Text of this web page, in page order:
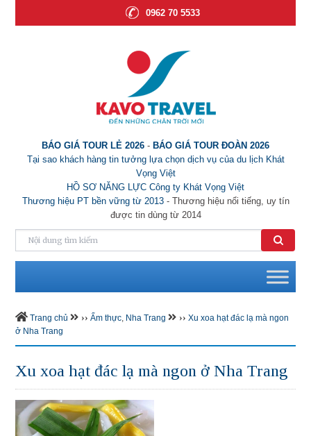
0962 70 5533
BÁO GIÁ TOUR LẺ 2026 - BÁO GIÁ TOUR ĐOÀN 2026
Tại sao khách hàng tin tưởng lựa chọn dịch vụ của du lịch Khát
Vọng Việt
HỒ SƠ NĂNG LỰC Công ty Khát Vọng Việt
Thương hiệu PT bền vững từ 2013- Thương hiệu nổi tiếng, uy tín
được tin dùng từ 2014
Trang chủ ›› Ẩm thực, Nha Trang ›› Xu xoa hạt đác lạ mà ngon
ở Nha Trang
Xu xoa hạt đác lạ mà ngon ở Nha Trang